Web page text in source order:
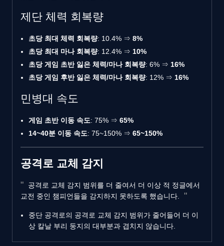
제단 체력 회복량
초당 최대 체력 회복량: 10.4% ⇒ 8%
초당 최대 마나 회복량: 12.4% ⇒ 10%
초당 게임 초반 잃은 체력/마나 회복량: 6% ⇒ 16%
초당 게임 후반 잃은 체력/마나 회복량: 12% ⇒ 16%
민병대 속도
게임 초반 이동 속도: 75% ⇒ 65%
14~40분 이동 속도: 75~150% ⇒ 65~150%
공격로 교체 감지
공격로 교체 감지 범위를 더 줄여서 더 이상 적 정글에서
교전 중인 챔피언들을 감지하지 못하도록 했습니다.
중단 공격로의 공격로 교체 감지 범위가 줄어들어 더 이
상 칼날 부리 둥지의 대부분과 겹치지 않습니다.